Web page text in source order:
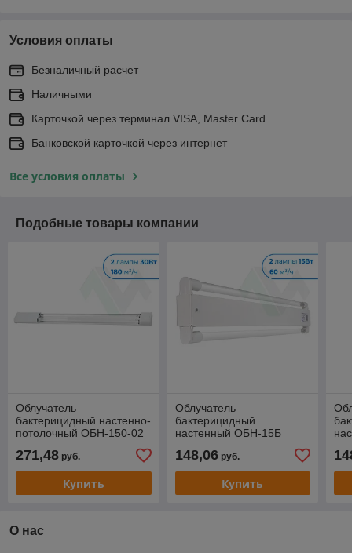
Условия оплаты
Безналичный расчет
Наличными
Карточкой через терминал VISA, Master Card.
Банковской карточкой через интернет
Все условия оплаты
Подобные товары компании
Облучатель
бактерицидный настенно-
потолочный ОБН-150-02
271,48 руб.
Купить
Облучатель
бактерицидный
настенный ОБН-15Б
148,06руб.
Купить
О нас